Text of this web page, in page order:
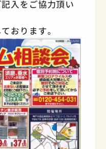
入をご協力頂い
おります。